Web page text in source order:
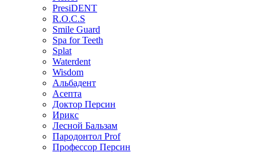
PresiDENT
R.O.C.S
Smile Guard
Spa for Teeth
Splat
Waterdent
Wisdom
Альбадент
Асепта
Доктор Персин
Ирикс
Лесной Бальзам
Пародонтол Prof
Профессор Персин